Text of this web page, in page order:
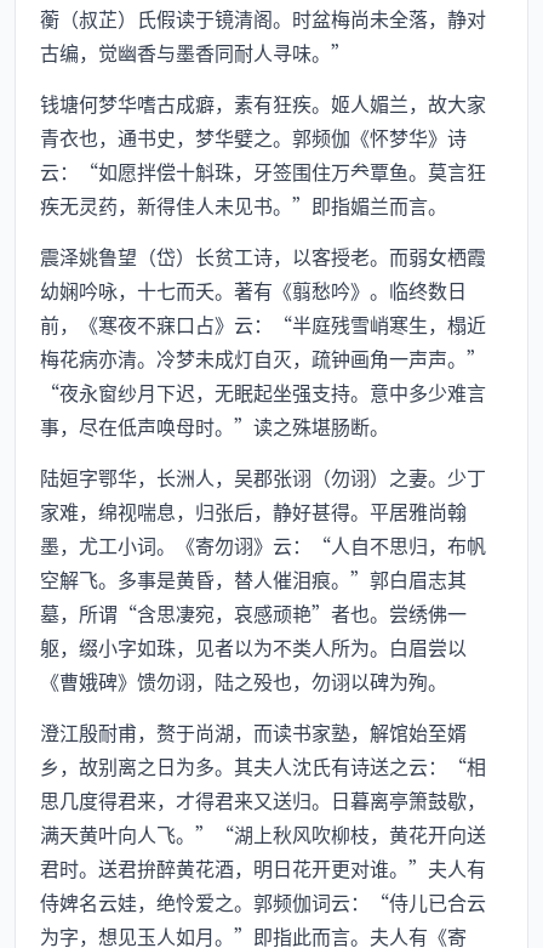
蘅（叔芷）氏假读于镜清阁。时盆梅尚未全落，静对
古编，觉幽香与墨香同耐人寻味。”
钱塘何梦华嗜古成癖，素有狂疾。姬人媚兰，故大家
青衣也，通书史，梦华嬖之。郭频伽《怀梦华》诗
云：“如愿拌偿十斛珠，牙签围住万覃鱼。莫言狂
疾无灵药，新得佳人未见书。”即指媚兰而言。
震泽姚鲁望（岱）长贫工诗，以客授老。而弱女栖霞
幼娴吟咏，十七而夭。著有《翦愁吟》。临终数日
前，《寒夜不寐口占》云：“半庭残雪峭寒生，榻近
梅花病亦清。冷梦未成灯自灭，疏钟画角一声声。”
“夜永窗纱月下迟，无眠起坐强支持。意中多少难言
事，尽在低声唤母时。”读之殊堪肠断。
陆姮字鄂华，长洲人，吴郡张诩（勿诩）之妻。少丁
家难，绵视喘息，归张后，静好甚得。平居雅尚翰
墨，尤工小词。《寄勿诩》云：“人自不思归，布帆
空解飞。多事是黄昏，替人催泪痕。”郭白眉志其
墓，所谓“含思凄宛，哀感顽艳”者也。尝绣佛一
躯，缀小字如珠，见者以为不类人所为。白眉尝以
《曹娥碑》馈勿诩，陆之殁也，勿诩以碑为殉。
澄江殷耐甫，赘于尚湖，而读书家塾，解馆始至婿
乡，故别离之日为多。其夫人沈氏有诗送之云：“相
思几度得君来，才得君来又送归。日暮离亭箫鼓歇，
满天黄叶向人飞。”“湖上秋风吹柳枝，黄花开向送
君时。送君拚醉黄花酒，明日花开更对谁。”夫人有
侍婢名云娃，绝怜爱之。郭频伽词云：“侍儿已合云
为字，想见玉人如月。”即指此而言。夫人有《寄